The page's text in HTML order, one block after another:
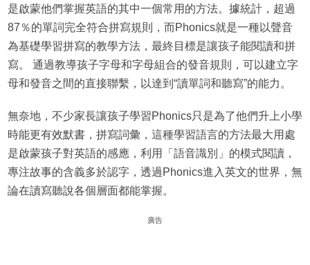
是啟蒙他們掌握英語的其中一個常用的方法。據統計，超過
87％的單詞完全符合拼寫規則，而Phonics就是一種以聲音
為基礎學習拼寫的教學方法，最終目標是讓孩子能閱讀和拼
寫。 通過教導孩子字母和字母組合的發音規則，可以建立字
母和發音之間的直接聯繫，以達到“讀單詞和聽寫”的能力。
無奈地，不少家長讓孩子學習Phonics只是為了他們升上小學
時能更有效默書，拼寫詞彙，這種學習語言的方法最大用處
是啟蒙孩子對英語的感應，利用「語音識別」的模式閱讀，
專注故事的含義多於認字，透過Phonics進入英文的世界，無
論在讀寫聽說各個層面都能掌握。
廣告